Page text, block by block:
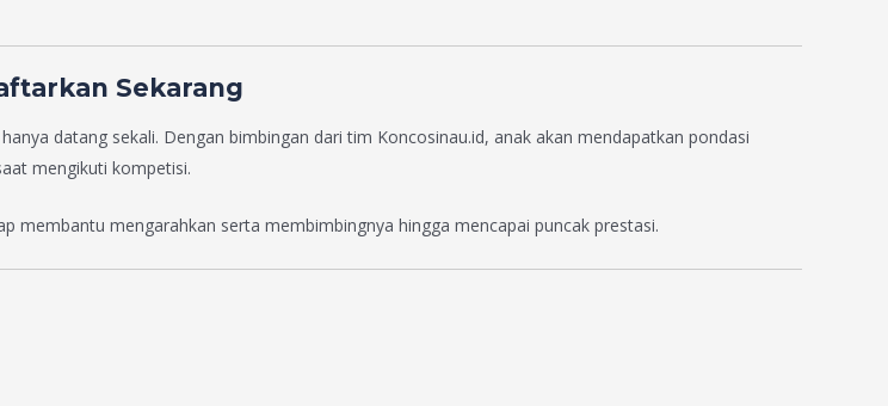
Sekarang
datang sekali. Dengan bimbingan dari tim Koncosinau.id, anak akan mendapatkan pondasi
mengikuti kompetisi.
membantu mengarahkan serta membimbingnya hingga mencapai puncak prestasi.